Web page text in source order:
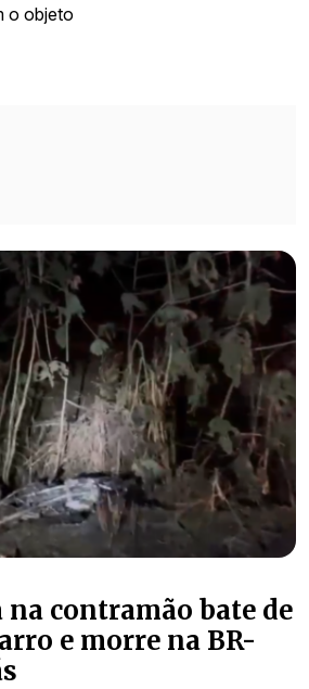
o objeto
contramão bate de
e morre na BR-